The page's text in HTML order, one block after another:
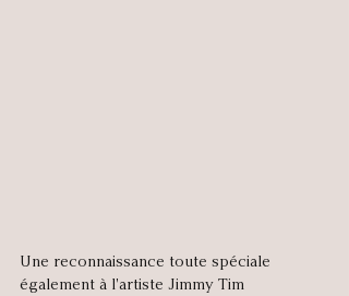
Une reconnaissance toute spéciale
également à l'artiste Jimmy Tim